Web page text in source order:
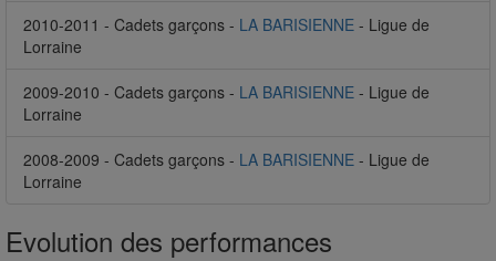
2010-2011 - Cadets garçons - LA BARISIENNE - Ligue de
Lorraine
2009-2010 - Cadets garçons - LA BARISIENNE - Ligue de
Lorraine
2008-2009 - Cadets garçons - LA BARISIENNE - Ligue de
Lorraine
Evolution des performances